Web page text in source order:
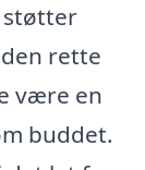
støtter
rette
være en
buddet.